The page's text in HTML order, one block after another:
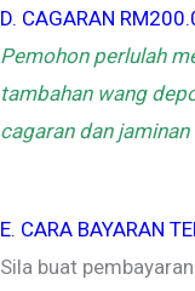
D. CAGARAN
Pemohon perlulah
tambahan wang
cagaran dan
E. CARA BAYARAN
Sila buat